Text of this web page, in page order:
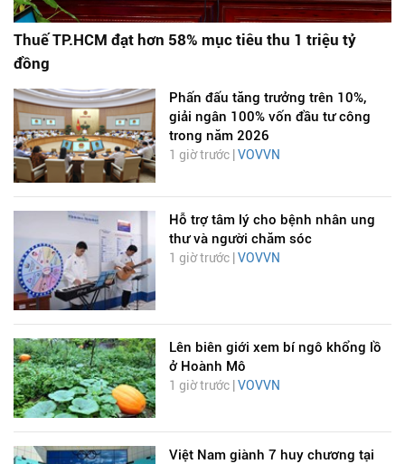
Thuế TP.HCM đạt hơn 58% mục tiêu thu 1 triệu tỷ
đồng
Phấn đấu tăng trưởng trên 10%,
giải ngân 100% vốn đầu tư công
trong năm 2026
1 giờ trước | VOVVN
Hỗ trợ tâm lý cho bệnh nhân ung
thư và người chăm sóc
1 giờ trước | VOVVN
Lên biên giới xem bí ngô khổng lồ
ở Hoành Mô
1 giờ trước | VOVVN
Việt Nam giành 7 huy chương tại